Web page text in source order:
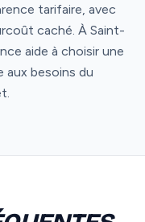
tarifaire, avec
caché. À Saint-
aide à choisir une
besoins du